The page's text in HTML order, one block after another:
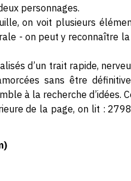
personnages.
on voit plusieurs
- on peut y reconnaître
d’un trait rapide,
sans être
à la recherche d’idées.
de la page, on lit :